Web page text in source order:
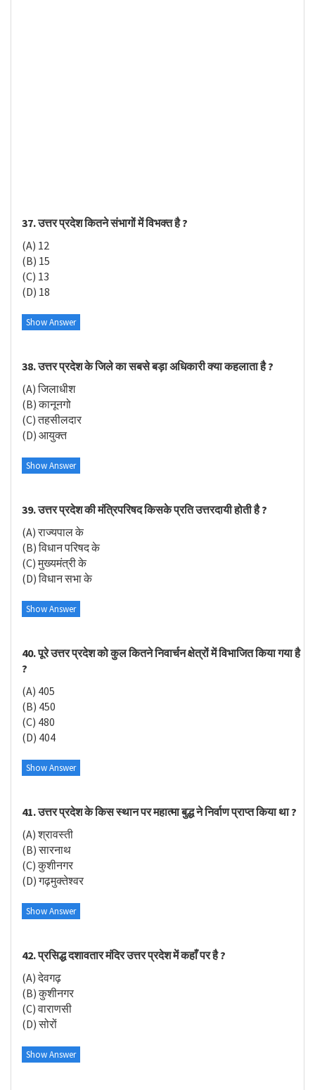
37. उत्तर प्रदेश कितने संभागों में विभक्त है ?
(A) 12
(B) 15
(C) 13
(D) 18
Show Answer
38. उत्तर प्रदेश के जिले का सबसे बड़ा अधिकारी क्या कहलाता है ?
(A) जिलाधीश
(B) कानूनगो
(C) तहसीलदार
(D) आयुक्त
Show Answer
39. उत्तर प्रदेश की मंत्रिपरिषद किसके प्रति उत्तरदायी होती है ?
(A) राज्यपाल के
(B) विधान परिषद के
(C) मुख्यमंत्री के
(D) विधान सभा के
Show Answer
40. पूरे उत्तर प्रदेश को कुल कितने निवार्चन क्षेत्रों में विभाजित किया गया है
?
(A) 405
(B) 450
(C) 480
(D) 404
Show Answer
41. उत्तर प्रदेश के किस स्थान पर महात्मा बुद्ध ने निर्वाण प्राप्त किया था ?
(A) श्रावस्ती
(B) सारनाथ
(C) कुशीनगर
(D) गढ़मुक्तेश्वर
Show Answer
42. प्रसिद्ध दशावतार मंदिर उत्तर प्रदेश में कहाँ पर है ?
(A) देवगढ़
(B) कुशीनगर
(C) वाराणसी
(D) सोरों
Show Answer